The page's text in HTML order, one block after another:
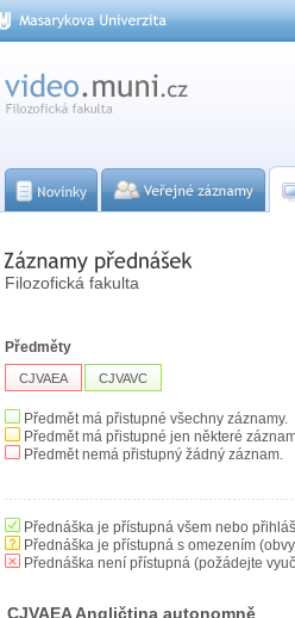
Filozofická fakulta
Předměty
CJVAEA CJVAVC
Předmět má přistupné všechny záznamy.
Předmět má přistupné jen některé
Předmět nemá přistupný žádný záznam.
Přednáška je přístupná všem nebo
Přednáška je přístupná s omezením
Přednáška není přístupná (požádejte
CJVAEA Angličtina autonomně